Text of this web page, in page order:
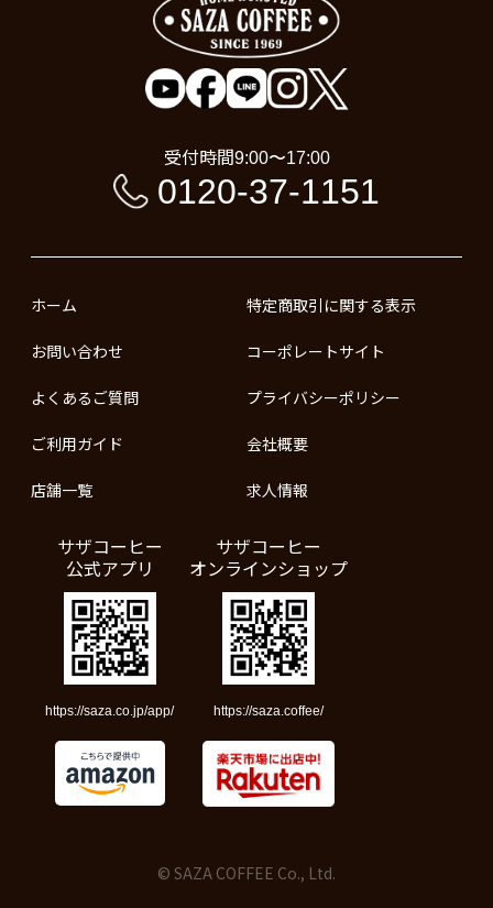
受付時間9:00〜17:00
0120-37-1151
ホーム
お問い合わせ
よくあるご質問
ご利用ガイド
店舗一覧
特定商取引に関する表示
コーポレートサイト
プライバシーポリシー
会社概要
求人情報
サザコーヒー
公式アプリ
https://saza.co.jp/app/
サザコーヒー
オンラインショップ
https://saza.coffee/
© SAZA COFFEE Co., Ltd.